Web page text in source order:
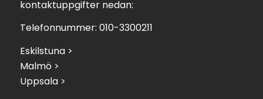
kontaktuppgifter nedan:
Telefonnummer: 010-3300211
Eskilstuna >
Malmö >
Uppsala >